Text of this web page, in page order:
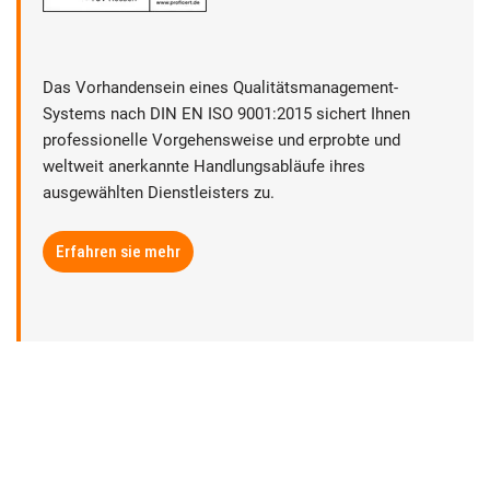
Das Vorhandensein eines Qualitätsmanagement-
Systems nach DIN EN ISO 9001:2015 sichert Ihnen
professionelle Vorgehensweise und erprobte und
weltweit anerkannte Handlungsabläufe ihres
ausgewählten Dienstleisters zu.
Erfahren sie mehr